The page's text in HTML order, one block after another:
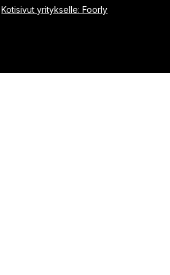
|Kotisivut yritykselle: Foorly